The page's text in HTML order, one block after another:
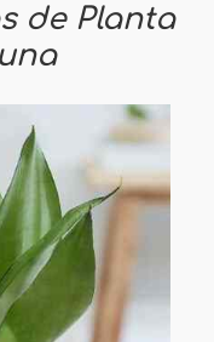
de Planta